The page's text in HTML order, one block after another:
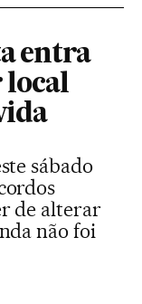
entra
local
sábado
de alterar
não foi